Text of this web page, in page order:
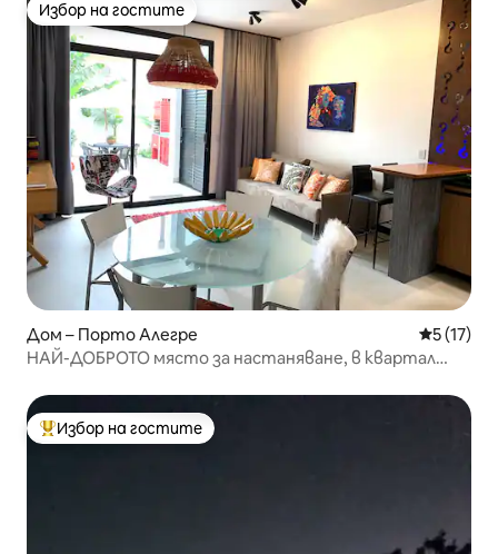
Избор на гостите
Избор на гостите
Дом – Порто Алегре Средна
5 (17)
НАЙ-ДОБРОТО място за настаняване, в квартал
Най-популярен избор на гостите
Избор на гостите